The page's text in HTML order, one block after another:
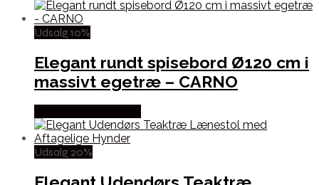
Udsalg 10%
Elegant rundt spisebord Ø120 cm i
massivt egetræ – CARNO
Udsalg 20%